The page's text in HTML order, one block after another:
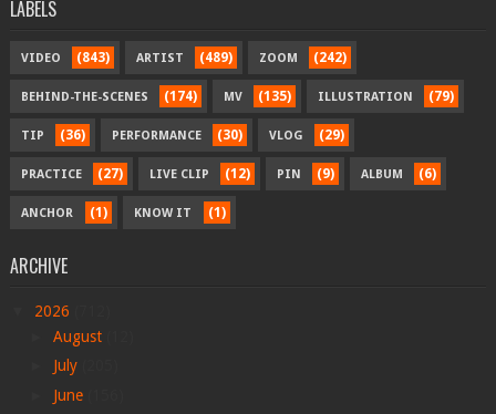
LABELS
VIDEO (843) ARTIST (489) ZOOM (242)
BEHIND-THE-SCENES (174) MV (135) ILLUSTRATION (79)
TIP (36) PERFORMANCE (30) VLOG (29)
PRACTICE (27) LIVE CLIP (12) PIN (9) ALBUM (6)
ANCHOR (1) KNOW IT (1)
ARCHIVE
2026
August
July
June